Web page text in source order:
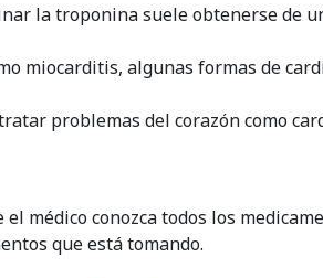
la troponina suele obtenerse de
miocarditis, algunas formas de
problemas del corazón como
médico conozca todos los
que está tomando.